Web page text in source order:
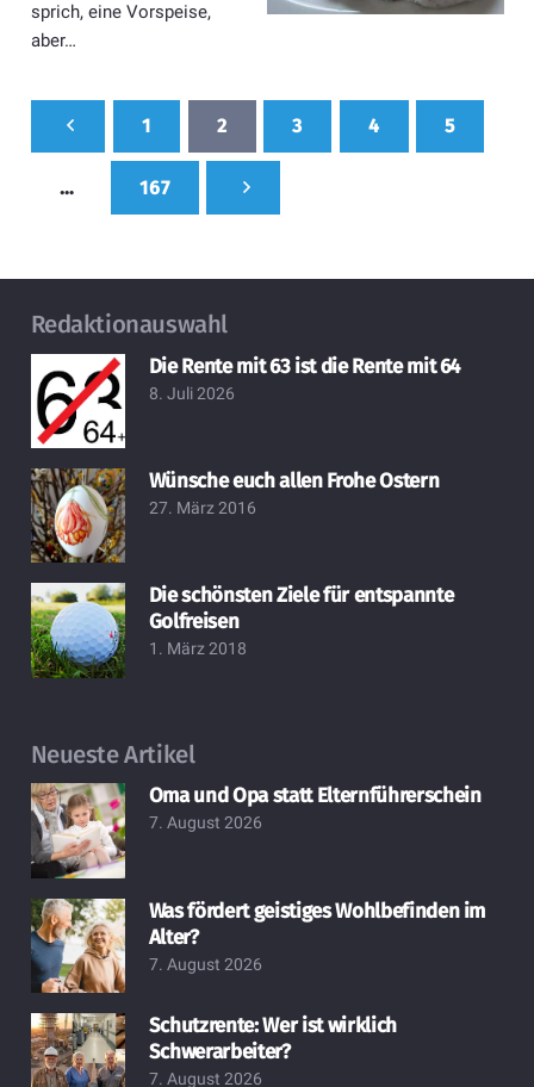
sprich, eine Vorspeise,
aber…
1 2 3 4 5
… 167
Redaktionauswahl
Die Rente mit 63 ist die Rente mit 64
8. Juli 2026
Wünsche euch allen Frohe Ostern
27. März 2016
Die schönsten Ziele für entspannte
Golfreisen
1. März 2018
Neueste Artikel
Oma und Opa statt Elternführerschein
7. August 2026
Was fördert geistiges Wohlbefinden im
Alter?
7. August 2026
Schutzrente: Wer ist wirklich
Schwerarbeiter?
7. August 2026